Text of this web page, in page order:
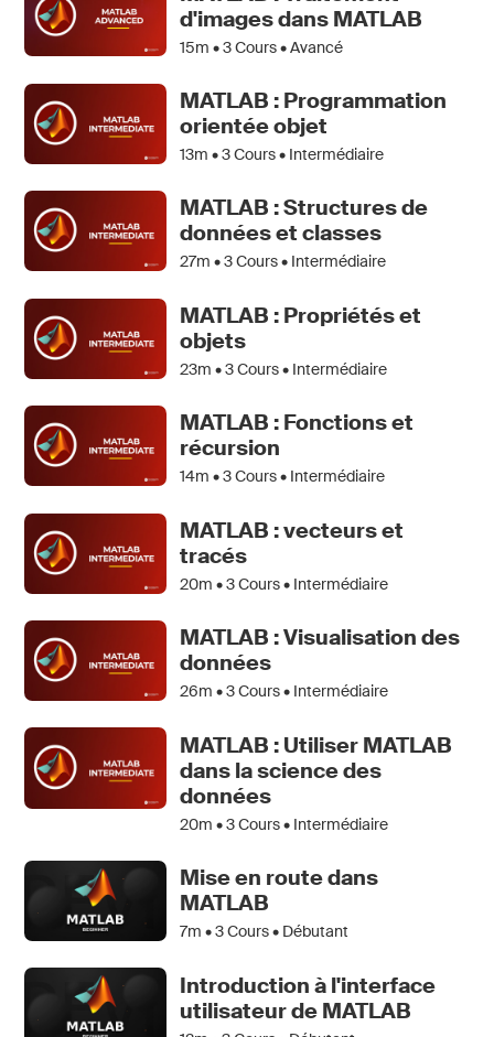
d'images dans MATLAB
15m •3Cours • Avancé
MATLAB : Programmation
orientée objet
13m •3Cours • Intermédiaire
MATLAB : Structures de
données et classes
27m •3Cours • Intermédiaire
MATLAB : Propriétés et
objets
23m •3Cours • Intermédiaire
MATLAB : Fonctions et
récursion
14m •3Cours • Intermédiaire
MATLAB : vecteurs et
tracés
20m •3Cours • Intermédiaire
MATLAB : Visualisation des
données
26m •3Cours • Intermédiaire
MATLAB : Utiliser MATLAB
dans la science des
données
20m •3Cours • Intermédiaire
Mise en route dans
MATLAB
7m •3Cours • Débutant
Introduction à l'interface
utilisateur de MATLAB